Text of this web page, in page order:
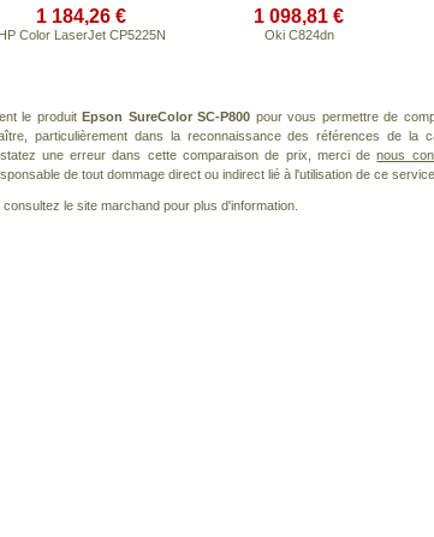
1 184,26 €
HP Color LaserJet CP5225N
1 098,81 €
Oki C824dn
le produitEpson SureColor SC-P800 pour vous permettre de
particulièrement dans la reconnaissance des références de la
une erreur dans cette comparaison de prix, merci denous
de tout dommage direct ou indirect lié à l'utilisation de ce service.
le site marchand pour plus d'information.